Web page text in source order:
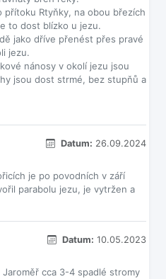
přítoku Rtyňky, na obou březích
to dost blízko u jezu.
jako dříve přenést přes pravé
jezu.
nánosy v okolí jezu jsou
jsou dost strmé, bez stupňů a
Datum: 26.09.2024
je po povodních v září
parabolu jezu, je vytržen a
Datum: 10.05.2023
cca 3-4 spadlé stromy